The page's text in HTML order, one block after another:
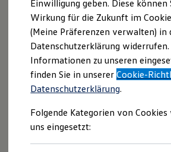
Großkunden
Kommunen & Behörden
Journalisten
Sportvereine
Branchenlösungen
Bau & Handwerk
Gewerbliche
Service & mobile
Kurier, Logistik & Handel
Feuerwehr
Rettungsdienste
ONE Business ID Vorteile
Fahrzeugsuche & Marktplatz
&
Hier finden Sie
Dinkel + Heiny
verantwortliche
und Angeboten, die auf
speziell
Einwilligung geben. Diese
Wirkung für die Zukunft im
(Meine Präferenzen verwalten) in
Datenschutzerklärung
Informationen zu unseren
finden Sie in unsererCookie-
Datenschutzerklärung.
Folgende Kategorien von Cookies
uns eingesetzt: